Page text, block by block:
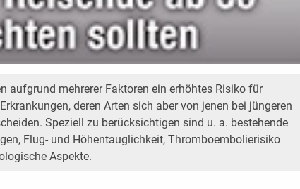
aufgrund mehrerer Faktoren ein erhöhtes Risiko für
deren Arten sich aber von jenen bei jüngeren
Speziell zu berücksichtigen sind u. a. bestehende
Flug- und Höhentauglichkeit, Thromboembolierisiko
Aspekte.